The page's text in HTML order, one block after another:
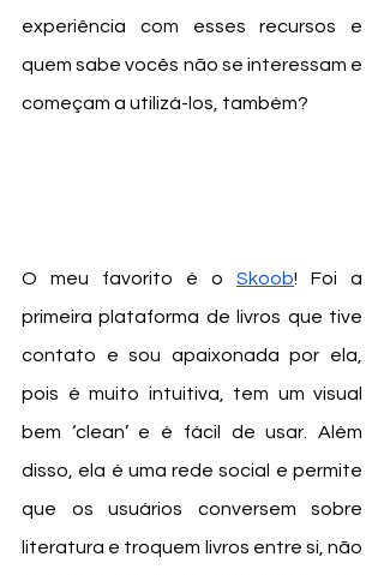
experiência com esses recursos e
quem sabe vocês não se interessam e
começam a utilizá-los, também?
O meu favorito é o Skoob! Foi a
primeira plataforma de livros que tive
contato e sou apaixonada por ela,
pois é muito intuitiva, tem um visual
bem ‘clean’ e é fácil de usar. Além
disso, ela é uma rede social e permite
que os usuários conversem sobre
literatura e troquem livros entre si, não